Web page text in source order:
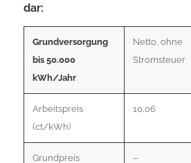
dar:
Grundversorgung
bis 50.000
kWh/Jahr
Netto, ohne
Stromsteuer
Arbeitspreis
(ct/kWh)
10,06
Grundpreis
–